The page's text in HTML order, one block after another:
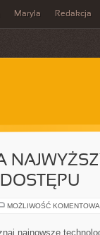
Maryla Redakcja
MOŻLIWOŚĆ
najnowsze